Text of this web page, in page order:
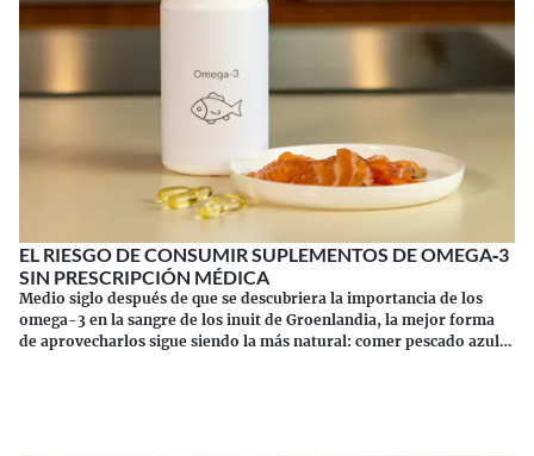
EL RIESGO DE CONSUMIR SUPLEMENTOS DE OMEGA‑3
SIN PRESCRIPCIÓN MÉDICA
Medio siglo después de que se descubriera la importancia de los
omega-3 en la sangre de los inuit de Groenlandia, la mejor forma
de aprovecharlos sigue siendo la más natural: comer pescado azul.